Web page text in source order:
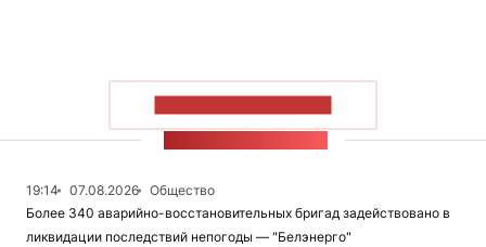
19:14 07.08.2026
Общество
Более 340 аварийно-восстановительных бригад задействовано в
ликвидации последствий непогоды — "Белэнерго"